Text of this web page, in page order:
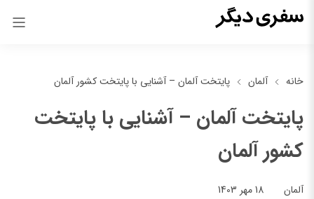
خانه آلمان پایتخت آلمان – آشنایی با پایتخت کشور آلمان
پایتخت آلمان – آشنایی با پایتخت
کشور آلمان
آلمان 18 مهر 1403